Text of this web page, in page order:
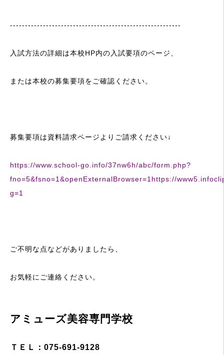
---------------------------------------------------------
入試方法の詳細は本校HP内の入試要項のページ、
または本校の募集要項をご確認ください。
募集要項は資料請求ページよりご請求ください↓
https://www.school-go.info/37nw6h/abc/form.php?
fno=5&fsno=1&openExternalBrowser=1https://
g=1
ご不明な点などがありましたら、
お気軽にご連絡ください。
アミューズ美容専門学校
ＴＥＬ：075-691-9128